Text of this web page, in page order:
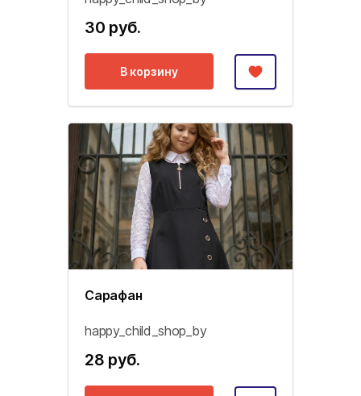
30 руб.
В корзину
Сарафан
happy_child_shop_by
28 руб.